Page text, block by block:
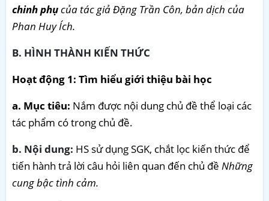
chinh phụcủa tác giả Đặng Trần Côn, bản dịch của
Phan Huy Ích.
B. HÌNH THÀNH KIẾN THỨC
Hoạt động 1: Tìm hiểu giới thiệu bài học
a. Mục tiêu: Nắm được nội dung chủ đề thể loại các
tác phẩm có trong chủ đề.
b. Nội dung: HS sử dụng SGK, chắt lọc kiến thức để
tiến hành trả lời câu hỏi liên quan đến chủ đề Những
cung bậc tình cảm.